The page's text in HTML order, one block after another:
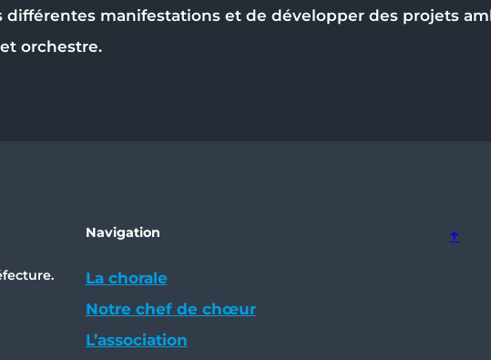
différentes manifestations et de développer des projets
orchestre.
Navigation
La chorale
Notre chef de chœur
L’association
↑